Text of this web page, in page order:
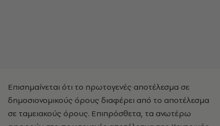
Επισημαίνεται ότι το πρωτογενές αποτέλεσμα σε
δημοσιονομικούς όρους διαφέρει από το αποτέλεσμα
σε ταμειακούς όρους. Επιπρόσθετα, τα ανωτέρω